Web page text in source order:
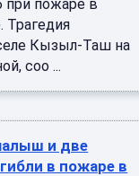
при пожаре в
Трагедия
Кызыл-Таш на
соо ...
и две
в пожаре в